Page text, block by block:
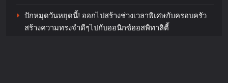
ปักหมุดวันหยุดนี้! ออกไปสร้างช่วงเวลาพิเศษกับครอบครัว
สร้างความทรงจำดีๆไปกับออนิกซ์ฮอสพิทาลิตี้